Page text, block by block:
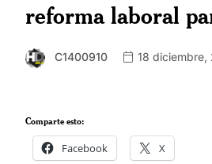
reforma laboral
C1400910 18 diciembre,
Comparte esto:
Facebook X